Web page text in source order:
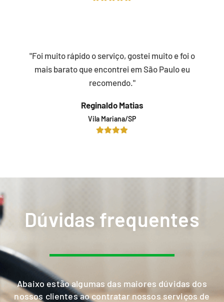
"Foi muito rápido o serviço, gostei muito e foi o
mais barato que encontrei em São Paulo eu
recomendo."
Reginaldo Matias
Vila Mariana/SP
Dúvidas frequentes
Abaixo estão algumas das maiores dúvidas dos
nossos clientes ao contratar nossos serviços de